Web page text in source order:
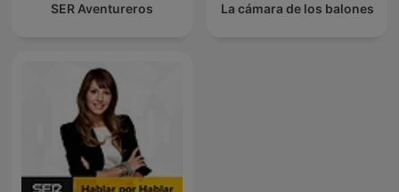
SER Aventureros La cámara de los balones